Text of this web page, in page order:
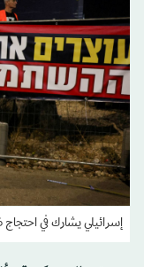
إسرائيلي يشارك في احتجاج ضد نتنياهو